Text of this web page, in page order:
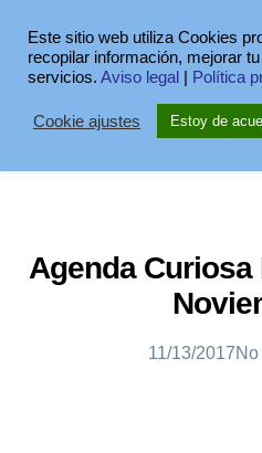
Agenda Curiosa
11/13/2017
Este sitio web utiliza Cookies
recopilar información, mejorar
servicios. Aviso legal Política
Cookie ajustes Estoy de